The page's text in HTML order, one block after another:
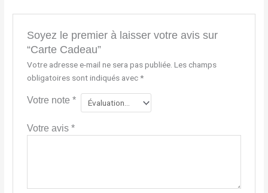
Soyez le premier à laisser votre avis sur
“Carte Cadeau”
Votre adresse e-mail ne sera pas publiée. Les champs
obligatoires sont indiqués avec*
Votre note *
Votre avis *